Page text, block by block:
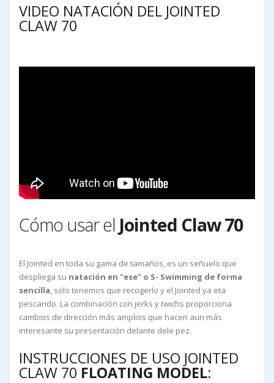
VIDEO NATACIÓN DEL JOINTED
CLAW 70
Cómo usar el Jointed Claw 70
El Jointed en toda su gama de tamaños, es un señuelo que
despliega su natación en "ese" o S- Swimming de forma
sencilla, solo tenemos que recogerlo y el Jointed ya eta
pescando. La combinación con jerks y twichs proporciona
cambios de dirección más amplios que hacen aun más
interesante su presentación delante dele pez.
INSTRUCCIONES DE USO JOINTED
CLAW 70 FLOATING MODEL: